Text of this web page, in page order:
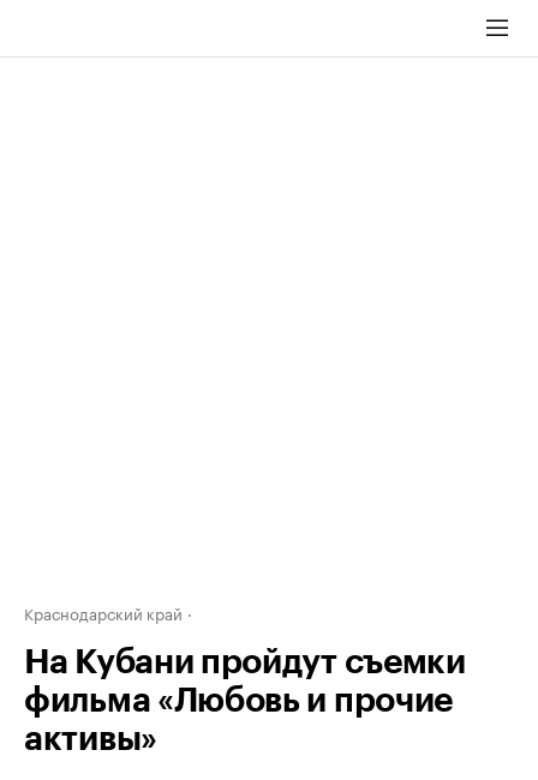
Краснодарский край
На Кубани пройдут съемки
фильма «Любовь и прочие
активы»